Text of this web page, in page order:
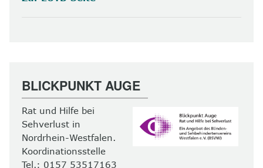
BLICKPUNKT AUGE
Rat und Hilfe bei
Sehverlust in
Nordrhein-Westfalen.
Koordinationsstelle
Tel.: 0157 53517163